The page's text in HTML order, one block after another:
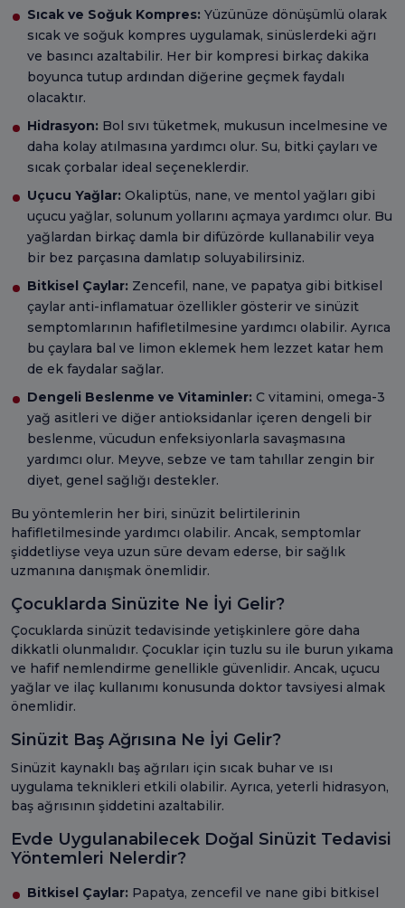
Sıcak ve Soğuk Kompres: Yüzünüze dönüşümlü olarak
sıcak ve soğuk kompres uygulamak, sinüslerdeki ağrı
ve basıncı azaltabilir. Her bir kompresi birkaç dakika
boyunca tutup ardından diğerine geçmek faydalı
olacaktır.
Hidrasyon: Bol sıvı tüketmek, mukusun incelmesine ve
daha kolay atılmasına yardımcı olur. Su, bitki çayları ve
sıcak çorbalar ideal seçeneklerdir.
Uçucu Yağlar: Okaliptüs, nane, ve mentol yağları gibi
uçucu yağlar, solunum yollarını açmaya yardımcı olur. Bu
yağlardan birkaç damla bir difüzörde kullanabilir veya
bir bez parçasına damlatıp soluyabilirsiniz.
Bitkisel Çaylar: Zencefil, nane, ve papatya gibi bitkisel
çaylar anti-inflamatuar özellikler gösterir ve sinüzit
semptomlarının hafifletilmesine yardımcı olabilir. Ayrıca
bu çaylara bal ve limon eklemek hem lezzet katar hem
de ek faydalar sağlar.
Dengeli Beslenme ve Vitaminler: C vitamini, omega-3
yağ asitleri ve diğer antioksidanlar içeren dengeli bir
beslenme, vücudun enfeksiyonlarla savaşmasına
yardımcı olur. Meyve, sebze ve tam tahıllar zengin bir
diyet, genel sağlığı destekler.
Bu yöntemlerin her biri, sinüzit belirtilerinin
hafifletilmesinde yardımcı olabilir. Ancak, semptomlar
şiddetliyse veya uzun süre devam ederse, bir sağlık
uzmanına danışmak önemlidir.
Çocuklarda Sinüzite Ne İyi Gelir?
Çocuklarda sinüzit tedavisinde yetişkinlere göre daha
dikkatli olunmalıdır. Çocuklar için tuzlu su ile burun yıkama
ve hafif nemlendirme genellikle güvenlidir. Ancak, uçucu
yağlar ve ilaç kullanımı konusunda doktor tavsiyesi almak
önemlidir.
Sinüzit Baş Ağrısına Ne İyi Gelir?
Sinüzit kaynaklı baş ağrıları için sıcak buhar ve ısı
uygulama teknikleri etkili olabilir. Ayrıca, yeterli hidrasyon,
baş ağrısının şiddetini azaltabilir.
Evde Uygulanabilecek Doğal Sinüzit Tedavisi
Yöntemleri Nelerdir?
Bitkisel Çaylar: Papatya, zencefil ve nane gibi bitkisel